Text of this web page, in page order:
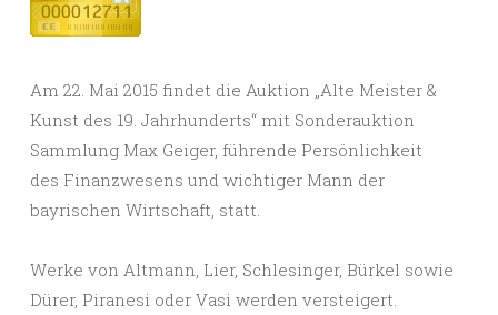
Am 22. Mai 2015 findet die Auktion „Alte Meister &
Kunst des 19. Jahrhunderts“ mit Sonderauktion
Sammlung Max Geiger, führende Persönlichkeit
des Finanzwesens und wichtiger Mann der
bayrischen Wirtschaft, statt.
Werke von Altmann, Lier, Schlesinger, Bürkel sowie
Dürer, Piranesi oder Vasi werden versteigert.